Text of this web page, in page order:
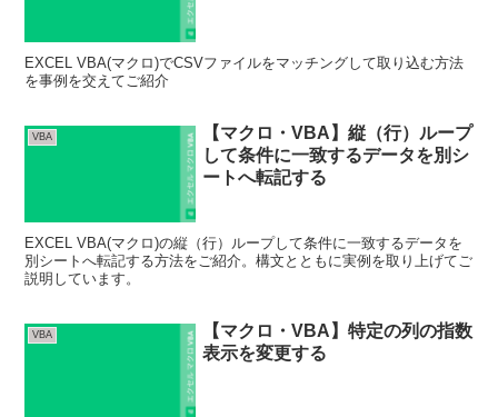
EXCEL VBA(マクロ)でCSVファイルをマッチングして取り込む方法
を事例を交えてご紹介
VBA
【マクロ・VBA】縦（行）ループ
して条件に一致するデータを別シ
ートへ転記する
EXCEL VBA(マクロ)の縦（行）ループして条件に一致するデータを
別シートへ転記する方法をご紹介。構文とともに実例を取り上げてご
説明しています。
VBA
【マクロ・VBA】特定の列の指数
表示を変更する